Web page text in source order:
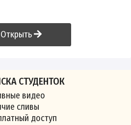
Открыть
СТУДЕНТОК
видео
сливы
доступ